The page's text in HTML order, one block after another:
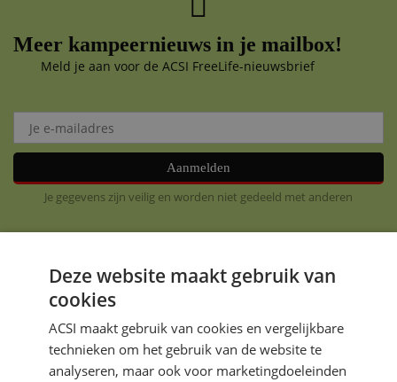
Meer kampeernieuws in je mailbox!
Meld je aan voor de ACSI FreeLife-nieuwsbrief
Aanmelden
Je gegevens zijn veilig en worden niet gedeeld met anderen
DIRECT NAAR
Deze website maakt gebruik van
cookies
ACSI maakt gebruik van cookies en vergelijkbare
technieken om het gebruik van de website te
analyseren, maar ook voor marketingdoeleinden